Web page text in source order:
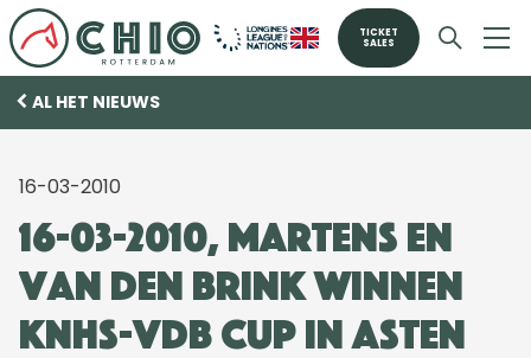
TICKET
SALES
AL HET NIEUWS
16-03-2010
16-03-2010, Martens en
Van den Brink winnen
KNHS-vdB Cup in Asten